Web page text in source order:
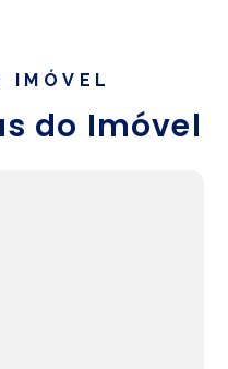
IMÓVEL
do Imóvel